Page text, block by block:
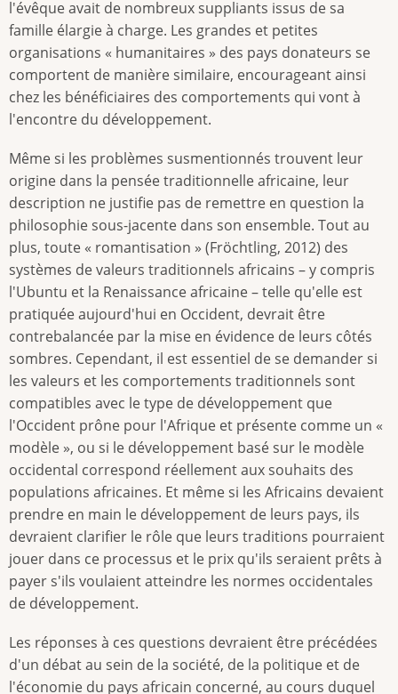
l'évêque avait de nombreux suppliants issus de sa
famille élargie à charge. Les grandes et petites
organisations « humanitaires » des pays donateurs se
comportent de manière similaire, encourageant ainsi
chez les bénéficiaires des comportements qui vont à
l'encontre du développement.
Même si les problèmes susmentionnés trouvent leur
origine dans la pensée traditionnelle africaine, leur
description ne justifie pas de remettre en question la
philosophie sous-jacente dans son ensemble. Tout au
plus, toute « romantisation » (Fröchtling, 2012) des
systèmes de valeurs traditionnels africains – y compris
l'Ubuntu et la Renaissance africaine – telle qu'elle est
pratiquée aujourd'hui en Occident, devrait être
contrebalancée par la mise en évidence de leurs côtés
sombres. Cependant, il est essentiel de se demander si
les valeurs et les comportements traditionnels sont
compatibles avec le type de développement que
l'Occident prône pour l'Afrique et présente comme un «
modèle », ou si le développement basé sur le modèle
occidental correspond réellement aux souhaits des
populations africaines. Et même si les Africains devaient
prendre en main le développement de leurs pays, ils
devraient clarifier le rôle que leurs traditions pourraient
jouer dans ce processus et le prix qu'ils seraient prêts à
payer s'ils voulaient atteindre les normes occidentales
de développement.
Les réponses à ces questions devraient être précédées
d'un débat au sein de la société, de la politique et de
l'économie du pays africain concerné, au cours duquel